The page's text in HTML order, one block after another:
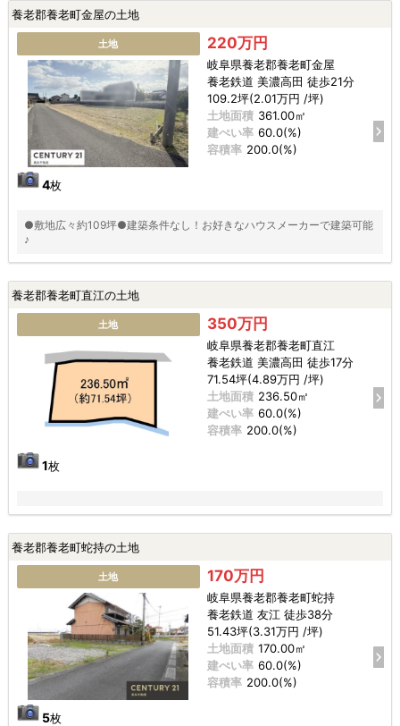
養老郡養老町金屋の土地
土地
4枚
220万円
岐阜県養老郡養老町金屋
養老鉄道 美濃高田 徒歩21分
109.2坪(2.01万円 /坪)
土地面積 361.00㎡
建ぺい率 60.0(%)
容積率 200.0(%)
●敷地広々約109坪●建築条件なし！お好きなハウスメーカーで建築可能
♪
養老郡養老町直江の土地
土地
1枚
350万円
岐阜県養老郡養老町直江
養老鉄道 美濃高田 徒歩17分
71.54坪(4.89万円 /坪)
土地面積 236.50㎡
建ぺい率 60.0(%)
容積率 200.0(%)
養老郡養老町蛇持の土地
土地
5枚
170万円
岐阜県養老郡養老町蛇持
養老鉄道 友江 徒歩38分
51.43坪(3.31万円 /坪)
土地面積 170.00㎡
建ぺい率 60.0(%)
容積率 200.0(%)